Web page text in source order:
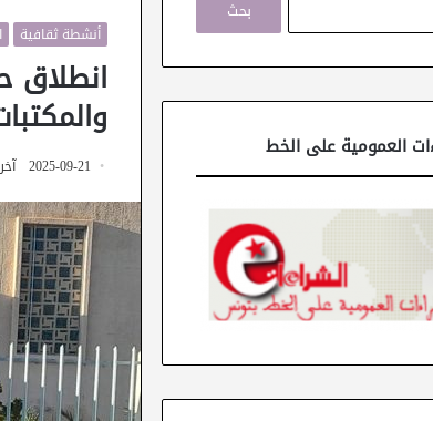
أنشطة ثقافية
انطلاق
2025-09-21 آخر
ح
ن
العمومية على الخط